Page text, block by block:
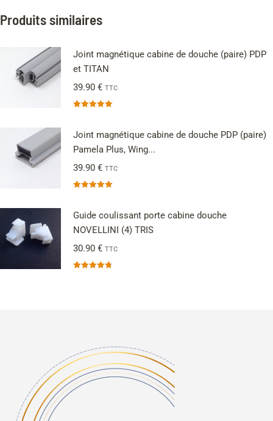
Produits similaires
Joint magnétique cabine de douche (paire) PDP
et TITAN
39.90 € TTC
Joint magnétique cabine de douche PDP (paire)
Pamela Plus, Wing...
39.90 € TTC
Guide coulissant porte cabine douche
NOVELLINI (4) TRIS
30.90 € TTC